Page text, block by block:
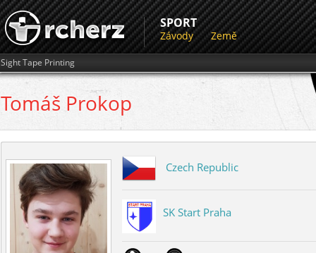
SPORT
Závody Země
Sight Tape Printing
Tomáš Prokop
Czech Republic
SK Start Praha